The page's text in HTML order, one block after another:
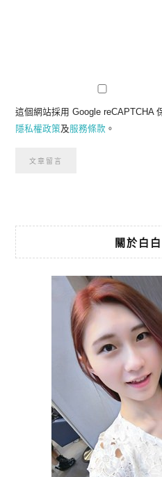
這個網站採用 Google reCAPTCHA
隱私權政策及服務條款 。
關於白